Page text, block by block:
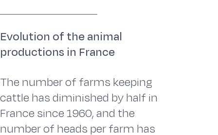
Evolution of the animal
productions in France
The number of farms keeping
cattle has diminished by half in
France since 1960, and the
number of heads per farm has